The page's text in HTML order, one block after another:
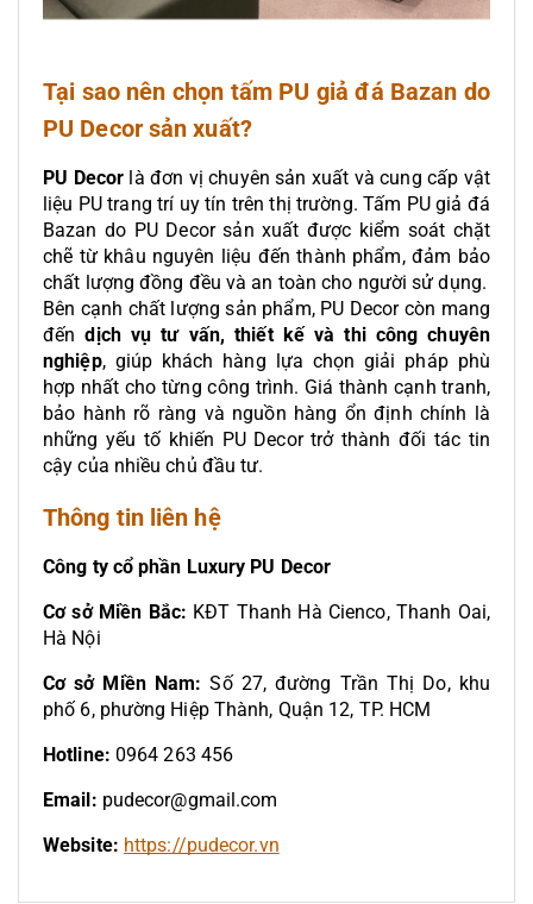
Tại sao nên chọn tấm PU giả đá Bazan do
PU Decor sản xuất?
PU Decor là đơn vị chuyên sản xuất và cung cấp vật
liệu PU trang trí uy tín trên thị trường. Tấm PU giả đá
Bazan do PU Decor sản xuất được kiểm soát chặt
chẽ từ khâu nguyên liệu đến thành phẩm, đảm bảo
chất lượng đồng đều và an toàn cho người sử dụng.
Bên cạnh chất lượng sản phẩm, PU Decor còn mang
đếndịch vụ tư vấn, thiết kế và thi công chuyên
nghiệp, giúp khách hàng lựa chọn giải pháp phù
hợp nhất cho từng công trình. Giá thành cạnh tranh,
bảo hành rõ ràng và nguồn hàng ổn định chính là
những yếu tố khiến PU Decor trở thành đối tác tin
cậy của nhiều chủ đầu tư.
Thông tin liên hệ
Công ty cổ phần Luxury PU Decor
Cơ sở Miền Bắc: KĐT Thanh Hà Cienco, Thanh Oai,
Hà Nội
Cơ sở Miền Nam: Số 27, đường Trần Thị Do, khu
phố 6, phường Hiệp Thành, Quận 12, TP. HCM
Hotline: 0964 263 456
Email: pudecor@gmail.com
Website: https://pudecor.vn